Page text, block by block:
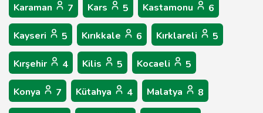
Karaman 7 Kars 5 Kastamonu 6
Kayseri 5 Kırıkkale 6 Kırklareli 5
Kırşehir 4 Kilis 5 Kocaeli 5
Konya 7 Kütahya 4 Malatya 8